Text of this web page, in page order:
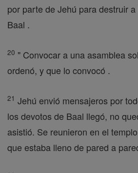
por parte de Jehú para destruir
Baal .
20 " Convocar a una asamblea
ordenó, y que lo convocó .
21 Jehú envió mensajeros por
los devotos de Baal llegó, no
asistió. Se reunieron en el
que estaba lleno de pared a